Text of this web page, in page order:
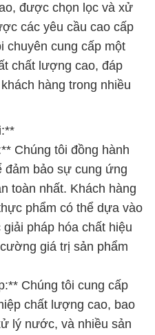
được chọn lọc và xử
các yêu cầu cao cấp
chuyên cung cấp một
chất lượng cao, đáp
hàng trong nhiều
Chúng tôi đồng hành
đảm bảo sự cung ứng
toàn nhất. Khách hàng
phẩm có thể dựa vào
pháp hóa chất hiệu
giá trị sản phẩm
Chúng tôi cung cấp
chất lượng cao, bao
lý nước, và nhiều sản